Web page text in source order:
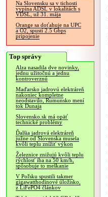
Na Slovensku sa v tichosti
vypína ADSL v lokalitách s
VDSL, už 31. mája
Orange sa doťahuje na UPC
a O2, spustí 2.5 Gbps
pripojenie
Top správy
Alza nasadila dve novinky,
jednu užitočnú a jednu
kontroverznú
Maďarsko jadrovú elektráreň
nakoniec kompletne
neodstavilo, Rumunsko mení
tok Dunaja
Slovensko.sk má opäť
technické problémy
Ďalšia jadrová elektráreň
južne od Slovenska musela
kvôli teplu znížiť výkon
Železnice znižujú kvôli teplu
rýchlosť iba na 50 km/h,
spôsobuje to meškanie
V Poľsku spustili takmer
gigawatthodinové úložisko,
z LiFePO4 článkov